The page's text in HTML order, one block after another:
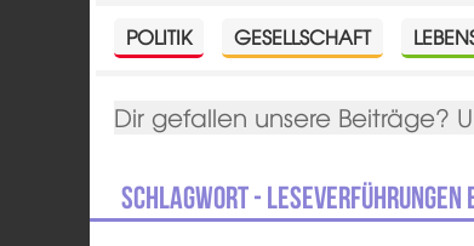
POLITIK GESELLSCHAFT
Dir gefallen unsere Beiträge?
Schlagwort - Leseverführungen